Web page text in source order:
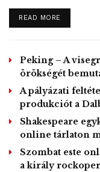
Mint
keretében már
közelében az
READ MOREDETAILS
Peking – A
örökségét
A pályázati
produkciót a
Shakespeare
online tárlaton
Szombat este
a király